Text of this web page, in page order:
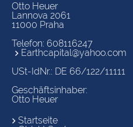
Otto Heuer
Lannova 2061
11000 Praha
Telefon: 608116247
Earthcapital@yahoo.com
USt-IdNr.: DE 66/122/11111
Geschäftsinhaber:
Otto Heuer
Startseite